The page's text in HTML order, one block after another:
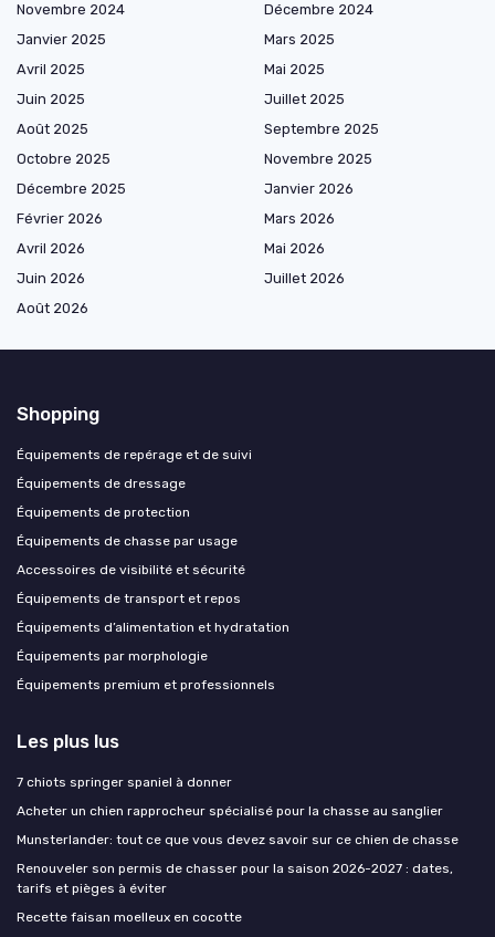
Novembre 2024
Décembre 2024
Janvier 2025
Mars 2025
Avril 2025
Mai 2025
Juin 2025
Juillet 2025
Août 2025
Septembre 2025
Octobre 2025
Novembre 2025
Décembre 2025
Janvier 2026
Février 2026
Mars 2026
Avril 2026
Mai 2026
Juin 2026
Juillet 2026
Août 2026
Shopping
Équipements de repérage et de suivi
Équipements de dressage
Équipements de protection
Équipements de chasse par usage
Accessoires de visibilité et sécurité
Équipements de transport et repos
Équipements d’alimentation et hydratation
Équipements par morphologie
Équipements premium et professionnels
Les plus lus
7 chiots springer spaniel à donner
Acheter un chien rapprocheur spécialisé pour la chasse au sanglier
Munsterlander: tout ce que vous devez savoir sur ce chien de chasse
Renouveler son permis de chasser pour la saison 2026-2027 : dates,
tarifs et pièges à éviter
Recette faisan moelleux en cocotte